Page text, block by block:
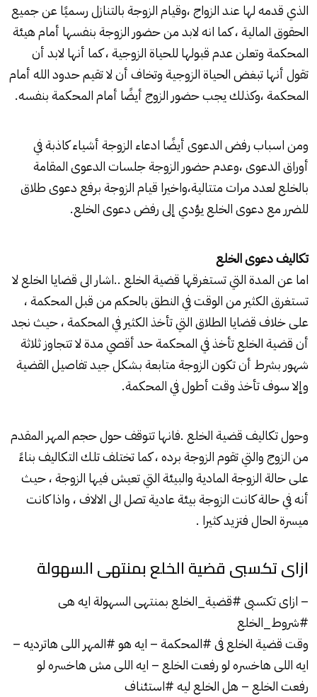
الذي قدمه لها عند الزواج ،وقيام الزوجة بالتنازل رسميًا عن جميع
الحقوق المالية ، كما انه لابد من حضور الزوجة بنفسها أمام هيئة
المحكمة وتعلن عدم قبولها للحياة الزوجية ، كما أنها لابد أن
تقول أنها تبغض الحياة الزوجية وتخاف أن لا تقيم حدود الله أمام
المحكمة ،وكذلك يجب حضور الزوج أيضًا أمام المحكمة بنفسه.
ومن اسباب رفض الدعوى أيضًا ادعاء الزوجة أشياء كاذبة في
أوراق الدعوى ،وعدم حضور الزوجة جلسات الدعوى المقامة
بالخلع لعدد مرات متتالية،واخيرا قيام الزوجة برفع دعوى طلاق
للضرر مع دعوى الخلع يؤدي إلى رفض دعوى الخلع.
تكاليف دعوى الخلع
اما عن المدة التي تستغرقها قضية الخلع ..اشار الى قضايا الخلع لا
تستغرق الكثير من الوقت في النطق بالحكم من قبل المحكمة ،
على خلاف قضايا الطلاق التي تأخذ الكثير في المحكمة ، حيث نجد
أن قضية الخلع تأخذ في المحكمة حد أقصي مدة لا تتجاوز ثلاثة
شهور بشرط أن تكون الزوجة متابعة بشكل جيد تفاصيل القضية
وإلا سوف تأخذ وقت أطول في المحكمة.
وحول تكاليف قضية الخلع .فانها تتوقف حول حجم المهر المقدم
من الزوج والتي تقوم الزوجة برده ، كما تختلف تلك التكاليف بناءً
على حالة الزوجة المادية والبيئة التي تعيش فيها الزوجة ، حيث
أنه في حالة كانت الزوجة بيئة عادية تصل الى الالاف ، واذا كانت
ميسرة الحال فتزيد كثيرا .
ازاى تكسبى قضية الخلع بمنتهى السهولة
– ازاى تكسبى #قضية_الخلع بمنتهى السهولة ايه هى
#شروط_الخلع
وقت قضية الخلع فى #المحكمة – ايه هو #المهر اللى هاترديه –
ايه اللى هاخسره لو رفعت الخلع – ايه اللى مش هاخسره لو
رفعت الخلع – هل الخلع ليه #استئناف